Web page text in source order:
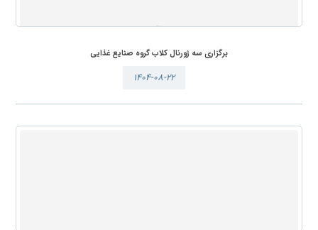
برگزاری سه ژورنال کلاب گروه صنایع غذایی
۱۴۰۴-۰۸-۲۲